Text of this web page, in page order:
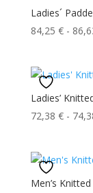
Ladies´
84,25 € -
Ladies’
72,38 € -
Men’s